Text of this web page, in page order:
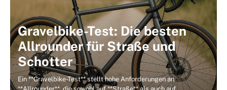
Gravelbike-Test: Die besten
Allrounder für Straße und
Schotter
Ein **Gravelbike-Test** stellt hohe Anforderungen an